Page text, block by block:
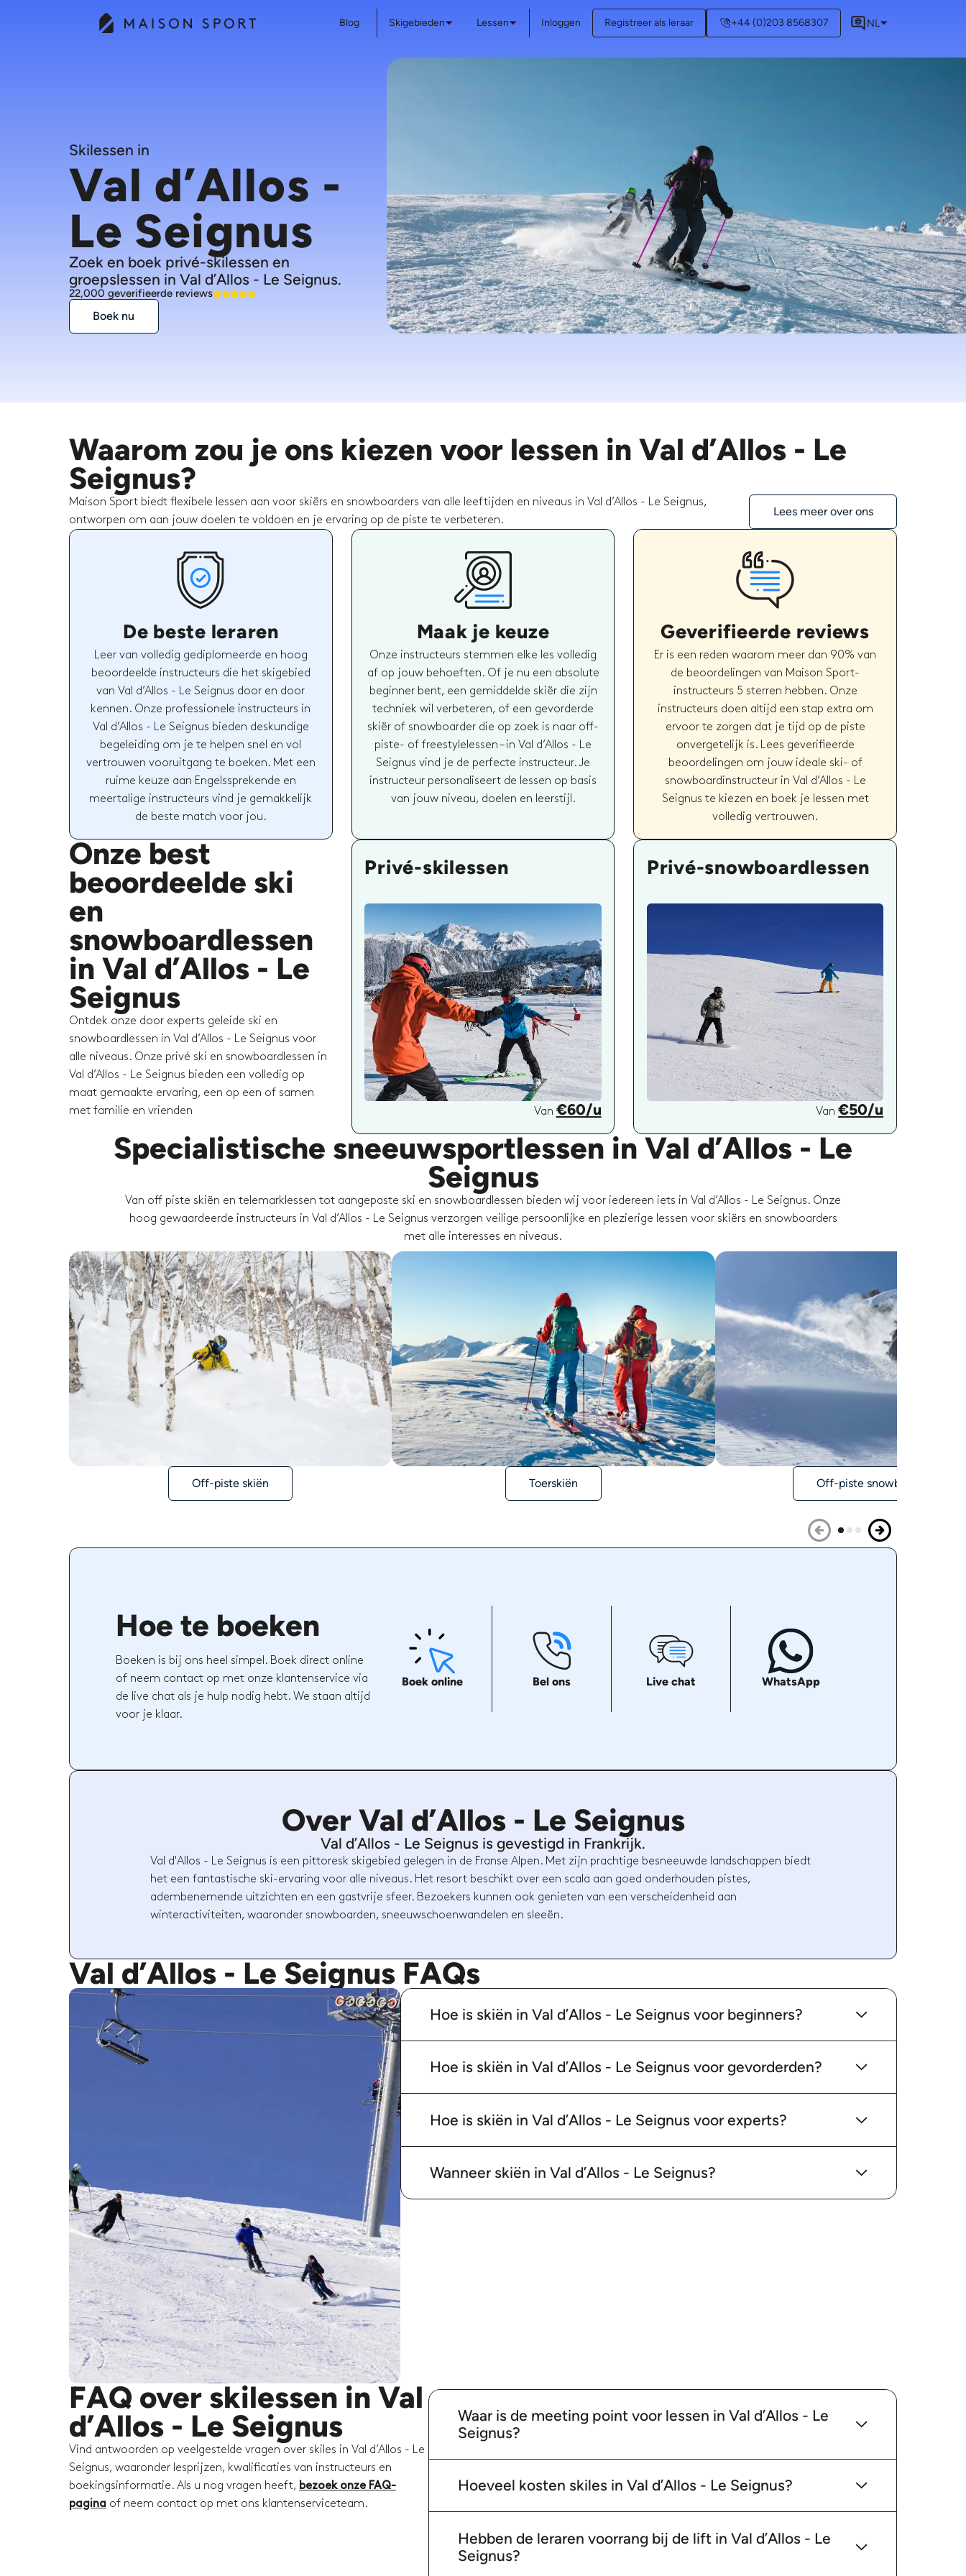
Blog Skigebieden Lessen Inloggen Registreer als leraar +44 (0)203 8568307 NL
Skilessen in
Val d’Allos -
Le Seignus
Zoek en boek privé-skilessen en
groepslessen in Val d’Allos - Le Seignus.
22,000 geverifieerde reviews
Boek nu
Waarom zou je ons kiezen voor lessen in Val d’Allos - Le
Seignus?
Maison Sport biedt flexibele lessen aan voor skiërs en snowboarders van alle leeftijden en niveaus in Val d’Allos - Le Seignus,
ontworpen om aan jouw doelen te voldoen en je ervaring op de piste te verbeteren.
Lees meer over ons
De beste leraren
Leer van volledig gediplomeerde en hoog
beoordeelde instructeurs die het skigebied
van Val d’Allos - Le Seignus door en door
kennen. Onze professionele instructeurs in
Val d’Allos - Le Seignus bieden deskundige
begeleiding om je te helpen snel en vol
vertrouwen vooruitgang te boeken. Met een
ruime keuze aan Engelssprekende en
meertalige instructeurs vind je gemakkelijk
de beste match voor jou.
Maak je keuze
Onze instructeurs stemmen elke les volledig
af op jouw behoeften. Of je nu een absolute
beginner bent, een gemiddelde skiër die zijn
techniek wil verbeteren, of een gevorderde
skiër of snowboarder die op zoek is naar off-
piste- of freestylelessen – in Val d’Allos - Le
Seignus vind je de perfecte instructeur. Je
instructeur personaliseert de lessen op basis
van jouw niveau, doelen en leerstijl.
Geverifieerde reviews
Er is een reden waarom meer dan 90% van
de beoordelingen van Maison Sport-
instructeurs 5 sterren hebben. Onze
instructeurs doen altijd een stap extra om
ervoor te zorgen dat je tijd op de piste
onvergetelijk is. Lees geverifieerde
beoordelingen om jouw ideale ski- of
snowboardinstructeur in Val d’Allos - Le
Seignus te kiezen en boek je lessen met
volledig vertrouwen.
Onze best
beoordeelde ski
en
snowboardlessen
in Val d’Allos - Le
Seignus
Ontdek onze door experts geleide ski en
snowboardlessen in Val d’Allos - Le Seignus voor
alle niveaus. Onze privé ski en snowboardlessen in
Val d’Allos - Le Seignus bieden een volledig op
maat gemaakte ervaring, een op een of samen
met familie en vrienden
Privé-skilessen
Van €60/u
Privé-snowboardlessen
Van€50/u
Specialistische sneeuwsportlessen in Val d’Allos - Le
Seignus
Van off piste skiën en telemarklessen tot aangepaste ski en snowboardlessen bieden wij voor iedereen iets in Val d’Allos - Le Seignus. Onze
hoog gewaardeerde instructeurs in Val d’Allos - Le Seignus verzorgen veilige persoonlijke en plezierige lessen voor skiërs en snowboarders
met alle interesses en niveaus.
Off-piste skiën Toerskiën Off-piste snowboarden
Hoe te boeken
Boeken is bij ons heel simpel. Boek direct online
of neem contact op met onze klantenservice via
de live chat als je hulp nodig hebt. We staan altijd
voor je klaar.
Boek online Bel ons Live chat WhatsApp
Over Val d’Allos - Le Seignus
Val d’Allos - Le Seignus is gevestigd in Frankrijk.
Val d'Allos - Le Seignus is een pittoresk skigebied gelegen in de Franse Alpen. Met zijn prachtige besneeuwde landschappen biedt
het een fantastische ski-ervaring voor alle niveaus. Het resort beschikt over een scala aan goed onderhouden pistes,
adembenemende uitzichten en een gastvrije sfeer. Bezoekers kunnen ook genieten van een verscheidenheid aan
winteractiviteiten, waaronder snowboarden, sneeuwschoenwandelen en sleeën.
Val d’Allos - Le Seignus FAQs
Hoe is skiën in Val d’Allos - Le Seignus voor beginners?
Hoe is skiën in Val d’Allos - Le Seignus voor gevorderden?
Hoe is skiën in Val d’Allos - Le Seignus voor experts?
Wanneer skiën in Val d’Allos - Le Seignus?
FAQ over skilessen in Val
d’Allos - Le Seignus
Vind antwoorden op veelgestelde vragen over skiles in Val d’Allos - Le
Seignus, waaronder lesprijzen, kwalificaties van instructeurs en
boekingsinformatie. Als u nog vragen heeft, bezoek onze FAQ-
pagina of neem contact op met ons klantenserviceteam.
Waar is de meeting point voor lessen in Val d’Allos - Le
Seignus?
Hoeveel kosten skiles in Val d’Allos - Le Seignus?
Hebben de leraren voorrang bij de lift in Val d’Allos - Le
Seignus?